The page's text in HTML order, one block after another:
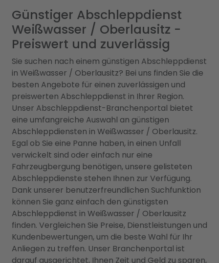
Günstiger Abschleppdienst
Weißwasser / Oberlausitz -
Preiswert und zuverlässig
Sie suchen nach einem günstigen Abschleppdienst
in Weißwasser / Oberlausitz? Bei uns finden Sie die
besten Angebote für einen zuverlässigen und
preiswerten Abschleppdienst in Ihrer Region.
Unser Abschleppdienst-Branchenportal bietet
eine umfangreiche Auswahl an günstigen
Abschleppdiensten in Weißwasser / Oberlausitz.
Egal ob Sie eine Panne haben, in einen Unfall
verwickelt sind oder einfach nur eine
Fahrzeugbergung benötigen, unsere gelisteten
Abschleppdienste stehen Ihnen zur Verfügung.
Dank unserer benutzerfreundlichen Suchfunktion
können Sie ganz einfach den günstigsten
Abschleppdienst in Weißwasser / Oberlausitz
finden. Vergleichen Sie Preise, Dienstleistungen und
Kundenbewertungen, um die beste Wahl für Ihr
Anliegen zu treffen. Unser Branchenportal ist
darauf ausgerichtet, Ihnen Zeit und Geld zu sparen,